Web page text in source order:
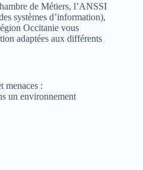
de Métiers, l’ANSSI
systèmes d’information),
Occitanie vous
adaptées aux différents
menaces :
un environnement